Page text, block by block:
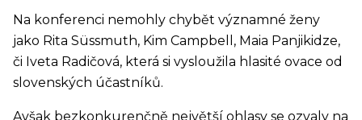
Na konferenci nemohly chybět významné ženy
jako Rita Süssmuth, Kim Campbell, Maia Panjikidze,
či Iveta Radičová, která si vysloužila hlasité ovace od
slovenských účastníků.
Avšak bezkonkurenčně největší ohlasy se ozvaly na